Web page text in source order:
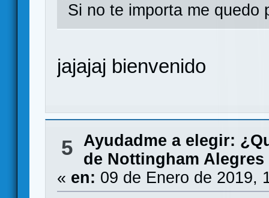
Si no te importa me
jajajaj bienvenido
5
Ayudadme a elegir:
de Nottingham
« en: 09 de Enero de 2019,